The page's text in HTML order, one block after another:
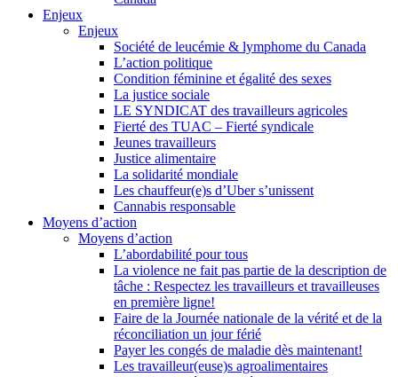
Enjeux
Enjeux
Société de leucémie & lymphome du Canada
L’action politique
Condition féminine et égalité des sexes
La justice sociale
LE SYNDICAT des travailleurs agricoles
Fierté des TUAC – Fierté syndicale
Jeunes travailleurs
Justice alimentaire
La solidarité mondiale
Les chauffeur(e)s d’Uber s’unissent
Cannabis responsable
Moyens d’action
Moyens d’action
L’abordabilité pour tous
La violence ne fait pas partie de la description de
tâche : Respectez les travailleurs et travailleuses
en première ligne!
Faire de la Journée nationale de la vérité et de la
réconciliation un jour férié
Payer les congés de maladie dès maintenant!
Les travailleur(euse)s agroalimentaires